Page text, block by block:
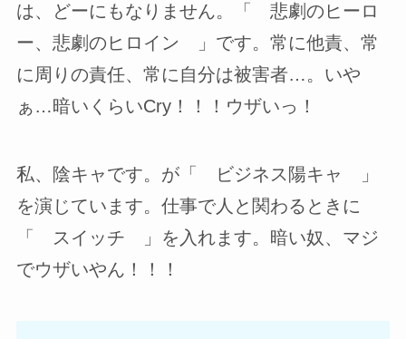
は、どーにもなりません。「 悲劇のヒーロ
ー、悲劇のヒロイン 」です。常に他責、常
に周りの責任、常に自分は被害者…。いや
ぁ…暗いくらいCry！！！ウザいっ！
私、陰キャです。が「 ビジネス陽キャ 」
を演じています。仕事で人と関わるときに
「 スイッチ 」を入れます。暗い奴、マジ
でウザいやん！！！